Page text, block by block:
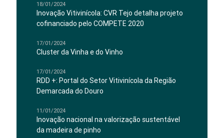
18/01/2024
Inovação Vitivinícola: CVR Tejo detalha projeto
cofinanciado pelo COMPETE 2020
17/01/2024
Cluster da Vinha e do Vinho
17/01/2024
RDD +: Portal do Setor Vitivinícola da Região
Demarcada do Douro
11/01/2024
Inovação nacional na valorização sustentável
da madeira de pinho